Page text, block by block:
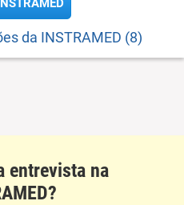
da INSTRAMED (8)
entrevista na